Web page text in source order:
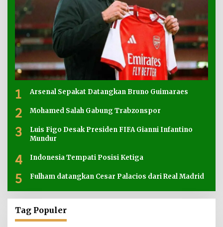
1 Arsenal Sepakat Datangkan Bruno Guimaraes
2 Mohamed Salah Gabung Trabzonspor
3
Luis Figo Desak Presiden FIFA Gianni Infantino
Mundur
4 Indonesia Tempati Posisi Ketiga
5 Fulham datangkan Cesar Palacios dari Real Madrid
Tag Populer